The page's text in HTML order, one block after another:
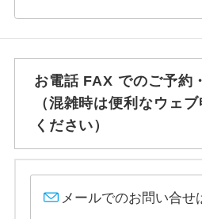
お電話 FAX でのご予約
（混雑時は便利なウェ
ください）
メールでのお問い合せ